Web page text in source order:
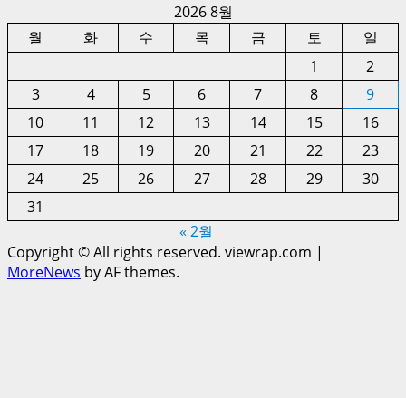
2026 8월
월
화 수 목 금 토
일
1
2
3
4 5 6 7 8
9
10
11 12 13 14 15
16
17
18 19 20 21 22
23
24
25 26 27 28 29
30
31
« 2월
Copyright © All rights reserved. viewrap.com |
MoreNews by AF themes.